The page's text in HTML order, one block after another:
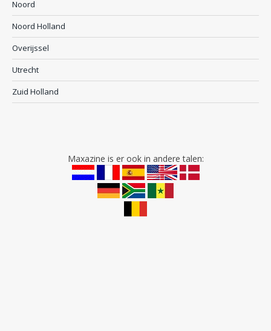
Noord
Noord Holland
Overijssel
Utrecht
Zuid Holland
Maxazine is er ook in andere talen: